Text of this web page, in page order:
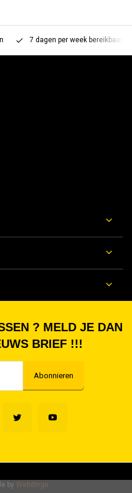
7 dagen per week bereikbaar
? MELD JE DAN
BRIEF !!!
Abonnieren
by Webdinge